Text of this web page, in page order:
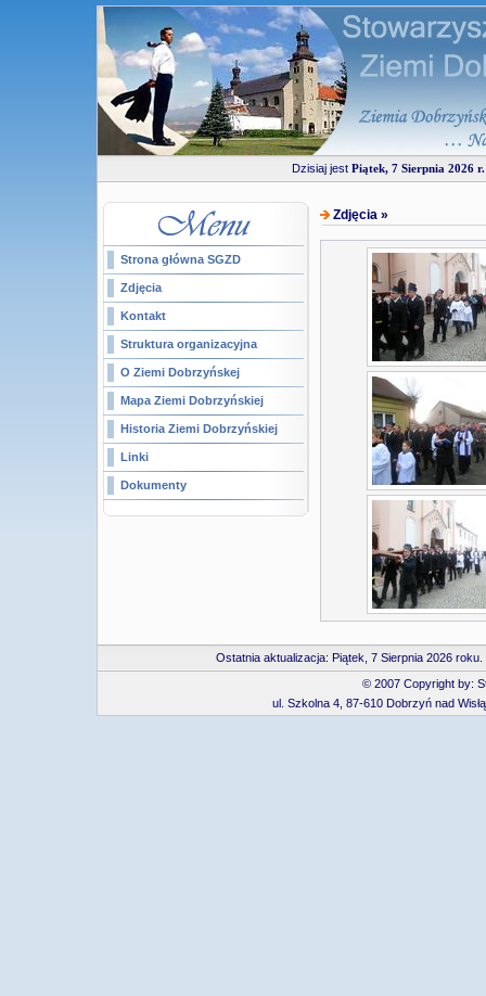
Dzisiaj jest Piątek, 7 Sierpnia 2026 r.
Strona główna SGZD
Zdjęcia
Kontakt
Struktura organizacyjna
O Ziemi Dobrzyńskej
Mapa Ziemi Dobrzyńskiej
Historia Ziemi Dobrzyńskiej
Linki
Dokumenty
Zdjęcia »
Ostatnia aktualizacja: Piątek, 7 Sierpnia 2026
© 2007 Copyright by:
ul. Szkolna 4, 87-610 Dobrzyń nad